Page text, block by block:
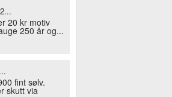
20 kr motiv
250 år og...
fint sølv.
skutt via